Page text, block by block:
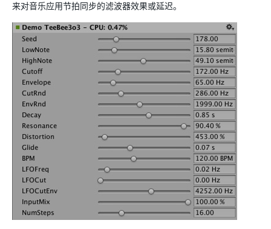
来对音乐应用节拍同步的滤波器效果或延迟。